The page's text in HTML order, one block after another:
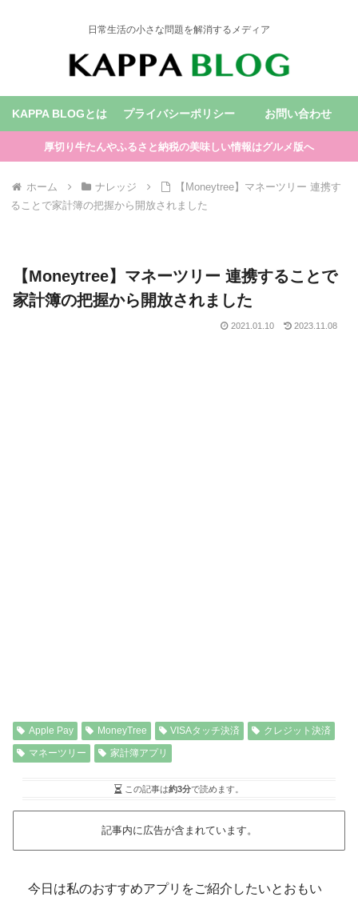
日常生活の小さな問題を解消するメディア
KAPPA BLOGとは プライバシーポリシー お問い合わせ
厚切り牛たんやふるさと納税の美味しい情報はグルメ版へ
ホーム ナレッジ
【Moneytree】マネーツリー 連携す
ることで家計簿の把握から開放されました
【Moneytree】マネーツリー 連携することで
家計簿の把握から開放されました
2021.01.10 2023.11.08
Apple Pay MoneyTree VISAタッチ決済
クレジット決済
マネーツリー
家計簿アプリ
この記事は約3分で読めます。
記事内に広告が含まれています。
今日は私のおすすめアプリをご紹介したいとおもい